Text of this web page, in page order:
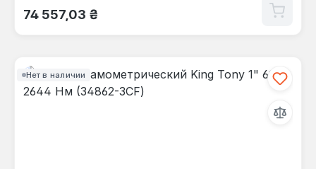
Обычная цена:
74 557,03 ₴
Нет в наличии